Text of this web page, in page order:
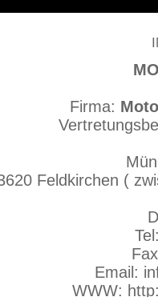
Firma:
Feldkirchen (
Email:
WWW: